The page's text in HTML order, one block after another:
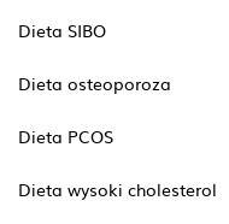
Dieta SIBO
Dieta osteoporoza
Dieta PCOS
Dieta wysoki cholesterol